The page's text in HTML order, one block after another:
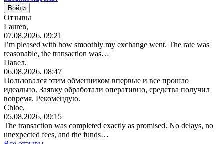
Отзывы
Lauren,
07.08.2026, 09:21
I’m pleased with how smoothly my exchange went. The rate was
reasonable, the transaction was…
Павел,
06.08.2026, 08:47
Пользовался этим обменником впервые и все прошло
идеально. Заявку обработали оперативно, средства получил
вовремя. Рекомендую.
Chloe,
05.08.2026, 09:15
The transaction was completed exactly as promised. No delays, no
unexpected fees, and the funds…